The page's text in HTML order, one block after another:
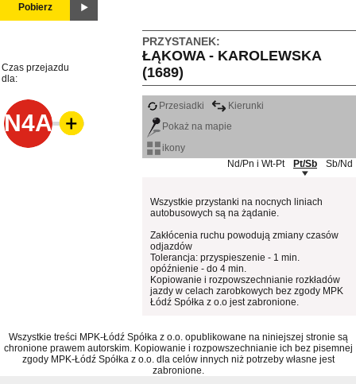
Pobierz
PRZYSTANEK:
ŁĄKOWA - KAROLEWSKA
(1689)
Czas przejazdu
dla:
N4A
Przesiadki
Kierunki
Pokaż na mapie
ikony
Nd/Pn i Wt-Pt
Pt/Sb Sb/Nd
Wszystkie przystanki na nocnych liniach
autobusowych są na żądanie.
Zakłócenia ruchu powodują zmiany czasów
odjazdów
Tolerancja: przyspieszenie - 1 min.
opóźnienie - do 4 min.
Kopiowanie i rozpowszechnianie rozkładów
jazdy w celach zarobkowych bez zgody MPK
Łódź Spółka z o.o jest zabronione.
Wszystkie treści MPK-Łódź Spółka z o.o. opublikowane na niniejszej stronie są
chronione prawem autorskim. Kopiowanie i rozpowszechnianie ich bez pisemnej
zgody MPK-Łódź Spółka z o.o. dla celów innych niż potrzeby własne jest
zabronione.